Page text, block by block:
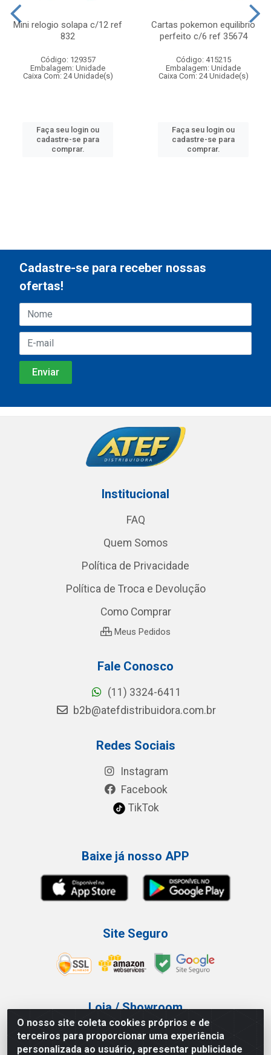
Mini relogio solapa c/12 ref
832
Código: 129357
Embalagem: Unidade
Caixa Com: 24 Unidade(s)
Faça seu login ou
cadastre-se para
comprar.
Cartas pokemon equilibrio
perfeito c/6 ref 35674
Código: 415215
Embalagem: Unidade
Caixa Com: 24 Unidade(s)
Faça seu login ou
cadastre-se para
comprar.
O nosso site coleta cookies próprios e de
terceiros para proporcionar uma experiência
personalizada ao usuário, apresentar publicidade
Cadastre-se para receber nossas
ofertas!
Institucional
FAQ
Quem Somos
Política de Privacidade
Política de Troca e Devolução
Como Comprar
Meus Pedidos
Fale Conosco
(11) 3324-6411
b2b@atefdistribuidora.com.br
Redes Sociais
Instagram
Facebook
TikTok
Baixe já nosso APP
Site Seguro
Loja / Showroom
Tel.: (11) 3227-0546
Av Vautier, 587/597 - Pari - São Paulo/SP